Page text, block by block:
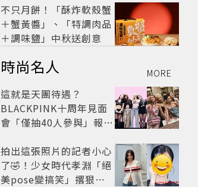
不只月餅！「酥炸軟殼蟹
＋蟹黃醬」、「特調肉品
＋調味鹽」中秋送創意
時尚名人 MORE
這就是天團待遇？
BLACKPINK十周年見面
會「僅抽40人參與」報名
怒了😡
拍出這張照片的記者小心
了🤣！少女時代孝淵「絕
美pose變搞笑」撂狠